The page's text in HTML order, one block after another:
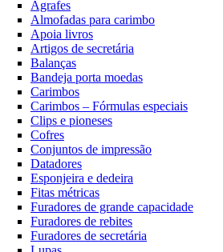
Agrafes
Almofadas para carimbo
Apoia livros
Artigos de secretária
Balanças
Bandeja porta moedas
Carimbos
Carimbos – Fórmulas especiais
Clips e pioneses
Cofres
Conjuntos de impressão
Datadores
Esponjeira e dedeira
Fitas métricas
Furadores de grande capacidade
Furadores de rebites
Furadores de secretária